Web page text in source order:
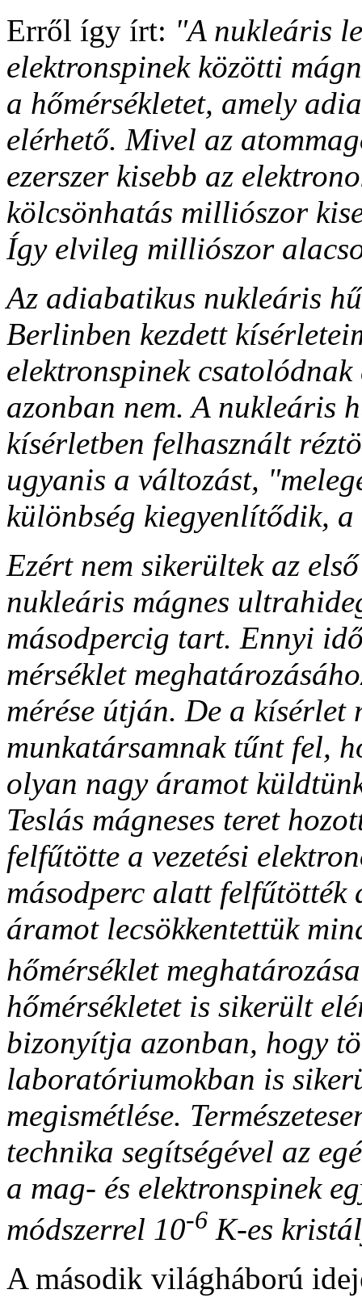
Erről így írt: "A nukleáris
elektronspinek közötti
a hőmérsékletet, amely
elérhető. Mivel az
ezerszer kisebb az
kölcsönhatás milliószor
Így elvileg milliószor
Az adiabatikus nukleáris
Berlinben kezdett
elektronspinek
azonban nem. A nukleáris
kísérletben felhasznált
ugyanis a változást,
különbség kiegyenlítődik,
Ezért nem sikerültek az
nukleáris mágnes
másodpercig tart. Ennyi
mérséklet
mérése útján. De a
munkatársamnak tűnt fel,
olyan nagy áramot
Teslás mágneses teret
felfűtötte a vezetési
másodperc alatt felfűtötték
áramot lecsökkentettük
hőmérséklet
hőmérsékletet is sikerült
bizonyítja azonban, hogy
laboratóriumokban is
megismétlése.
technika segítségével az
a mag- és elektronspinek
módszerrel 10-6 K-es
A második világháború